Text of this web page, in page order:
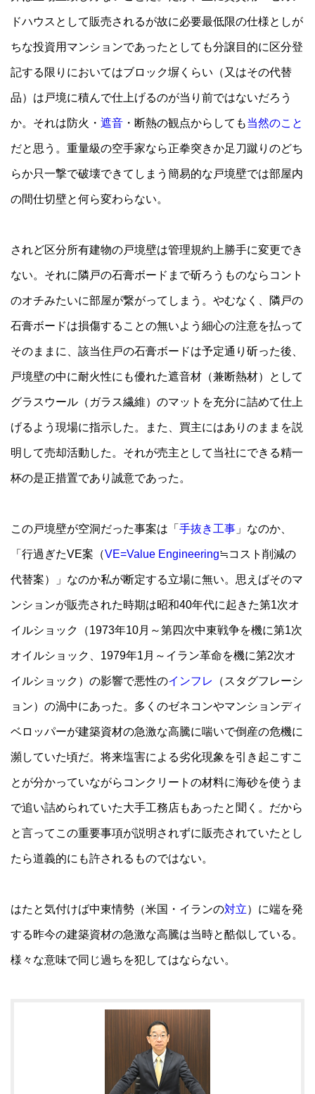
ドハウスとして販売されるが故に必要最低限の仕様としが
ちな投資用マンションであったとしても分譲目的に区分登
記する限りにおいてはブロック塀くらい（又はその代替
品）は戸境に積んで仕上げるのが当り前ではないだろう
か。それは防火・遮音 ・断熱の観点からしても当然のこと
だと思う。重量級の空手家なら正拳突きか足刀蹴りのどち
らか只一撃で破壊できてしまう簡易的な戸境壁では部屋内
の間仕切壁と何ら変わらない。
されど区分所有建物の戸境壁は管理規約上勝手に変更でき
ない。それに隣戸の石膏ボードまで斫ろうものならコント
のオチみたいに部屋が繋がってしまう。やむなく、隣戸の
石膏ボードは損傷することの無いよう細心の注意を払って
そのままに、該当住戸の石膏ボードは予定通り斫った後、
戸境壁の中に耐火性にも優れた遮音材（兼断熱材）として
グラスウール（ガラス繊維）のマットを充分に詰めて仕上
げるよう現場に指示した。また、買主にはありのままを説
明して売却活動した。それが売主として当社にできる精一
杯の是正措置であり誠意であった。
この戸境壁が空洞だった事案は「手抜き工事 」なのか、
「行過ぎたVE案（VE=Value Engineering≒コスト削減の
代替案）」なのか私が断定する立場に無い。思えばそのマ
ンションが販売された時期は昭和40年代に起きた第1次オ
イルショック（1973年10月～第四次中東戦争を機に第1次
オイルショック、1979年1月～イラン革命を機に第2次オ
イルショック）の影響で悪性のインフレ （スタグフレーシ
ョン）の渦中にあった。多くのゼネコンやマンションディ
ベロッパーが建築資材の急激な高騰に喘いで倒産の危機に
瀕していた頃だ。将来塩害による劣化現象を引き起こすこ
とが分かっていながらコンクリートの材料に海砂を使うま
で追い詰められていた大手工務店もあったと聞く。だから
と言ってこの重要事項が説明されずに販売されていたとし
たら道義的にも許されるものではない。
はたと気付けば中東情勢（米国・イランの対立）に端を発
する昨今の建築資材の急激な高騰は当時と酷似している。
様々な意味で同じ過ちを犯してはならない。